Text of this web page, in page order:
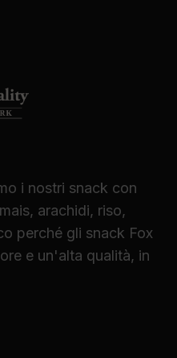
i nostri snack con
arachidi, riso,
perché gli snack Fox
e un'alta qualità, in